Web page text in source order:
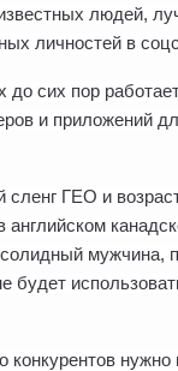
людей,
личностей в
сих пор
и приложений
сленг ГЕО и
мужчина,
будет
конкурентов нужно